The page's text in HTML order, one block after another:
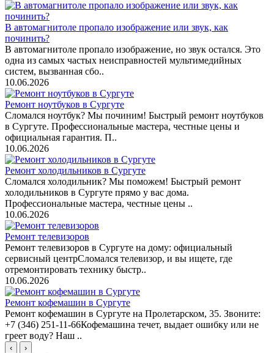
В автомагнитоле пропало изображение или звук, как
починить?
В автомагнитоле пропало изображение, но звук остался. Это
одна из самых частых неисправностей мультимедийных
систем, вызванная сбо..
10.06.2026
Ремонт ноутбуков в Сургуте
Сломался ноутбук? Мы починим! Быстрый ремонт ноутбуков
в Сургуте. Профессиональные мастера, честные цены и
официальная гарантия. П..
10.06.2026
Ремонт холодильников в Сургуте
Сломался холодильник? Мы поможем! Быстрый ремонт
холодильников в Сургуте прямо у вас дома.
Профессиональные мастера, честные цены ..
10.06.2026
Ремонт телевизоров
Ремонт телевизоров в Сургуте на дому: официальный
сервисный центрСломался телевизор, и вы ищете, где
отремонтировать технику быстр..
10.06.2026
Ремонт кофемашин в Сургуте
Ремонт кофемашин в Сургуте на Пролетарском, 35. Звоните:
+7 (346) 251-11-66Кофемашина течет, выдает ошибку или не
греет воду? Наш ..
‹
›